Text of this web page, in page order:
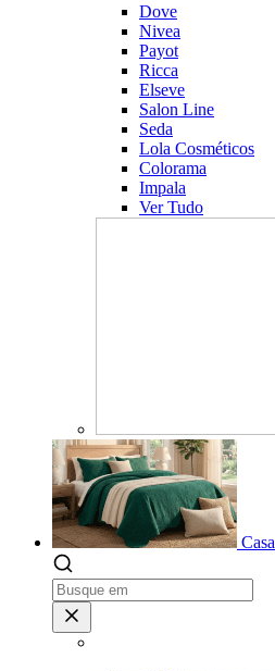
Dove
Nivea
Payot
Ricca
Elseve
Salon Line
Seda
Lola Cosméticos
Colorama
Impala
Ver Tudo
Casa